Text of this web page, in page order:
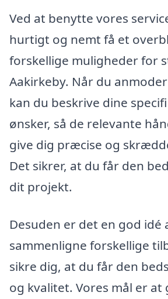
Ved at benytte vores
hurtigt og nemt få et
forskellige muligheder for
Aakirkeby. Når du
kan du beskrive dine
ønsker, så de relevante
give dig præcise og
Det sikrer, at du får den
dit projekt.
Desuden er det en god idé
sammenligne forskellige
sikre dig, at du får den
og kvalitet. Vores mål er at